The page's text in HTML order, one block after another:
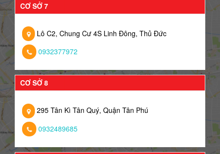
CƠ SỞ 7
Lô C2, Chung Cư 4S Linh Đông, Thủ Đức
0932377972
CƠ SỞ 8
295 Tân Kì Tân Quý, Quận Tân Phú
0932489685